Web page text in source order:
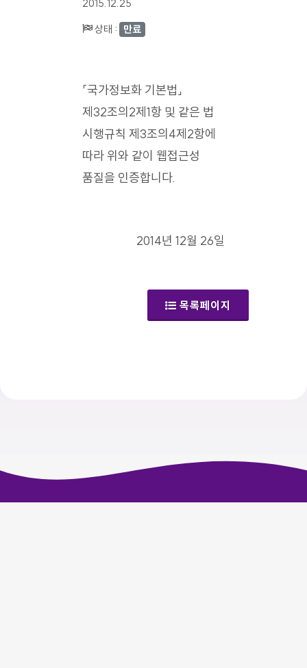
2015.12.25
상태 : 만료
「국가정보화 기본법」
제32조의2제1항 및 같은 법
시행규칙 제3조의4제2항에
따라 위와 같이 웹접근성
품질을 인증합니다.
2014년 12월 26일
목록페이지